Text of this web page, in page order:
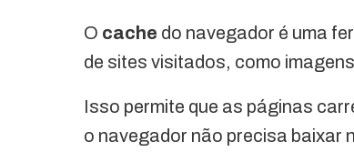
O cache do navegador é uma
de sites visitados, como
Isso permite que as páginas
o navegador não precisa baixar